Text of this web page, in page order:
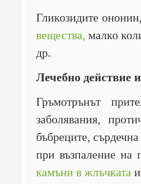
Гликозидите
вещества, малко
др.
Лечебно действие
Гръмотрънът
заболявания,
бъбреците,
при възпаление на
камъни в жлъчката